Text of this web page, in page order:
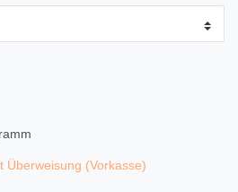
Überweisung (Vorkasse)